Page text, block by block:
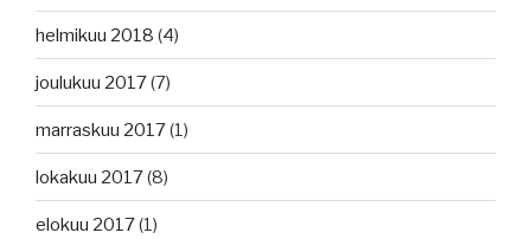
helmikuu 2018 (4)
joulukuu 2017(7)
marraskuu 2017(1)
lokakuu 2017(8)
elokuu 2017(1)